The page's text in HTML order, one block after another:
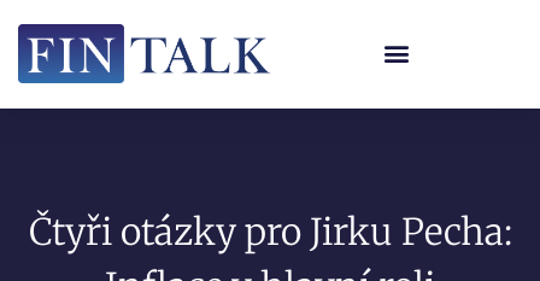
Čtyři otázky pro Jirku Pecha: